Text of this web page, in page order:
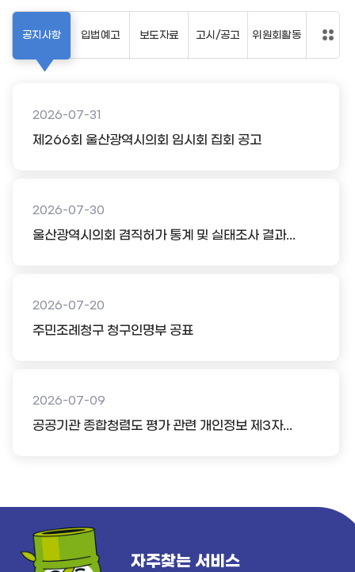
공지사항
2026-07-31
제266회 울산광역시의회 임시회 집회 공고
2026-07-30
울산광역시의회 겸직허가 통계 및 실태조사 결과...
2026-07-20
주민조례청구 청구인명부 공표
2026-07-09
공공기관 종합청렴도 평가 관련 개인정보 제3자...
입법예고 보도자료 고시/공고 위원회활동
자주찾는 서비스